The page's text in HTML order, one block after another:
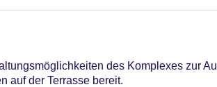
des Komplexes zur
auf der Terrasse bereit.